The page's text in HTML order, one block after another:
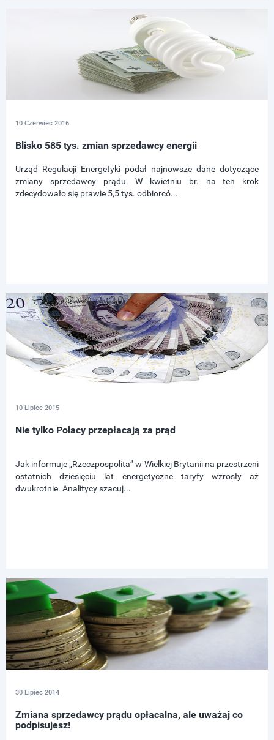
10 Czerwiec 2016
Blisko 585 tys. zmian sprzedawcy energii
Urząd Regulacji Energetyki podał najnowsze dane dotyczące
zmiany sprzedawcy prądu. W kwietniu br. na ten krok
zdecydowało się prawie 5,5 tys. odbiorcó...
10 Lipiec 2015
Nie tylko Polacy przepłacają za prąd
Jak informuje „Rzeczpospolita” w Wielkiej Brytanii na przestrzeni
ostatnich dziesięciu lat energetyczne taryfy wzrosły aż
dwukrotnie. Analitycy szacuj...
30 Lipiec 2014
Zmiana sprzedawcy prądu opłacalna, ale uważaj co
podpisujesz!